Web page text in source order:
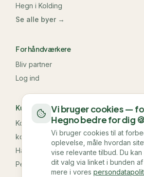
Hegn i Kolding
Se alle byer →
For håndværkere
Bliv partner
Log ind
Kundeservice & information
Kontakt os
kontakt@hegno.dk
Handelsbetingelser
Persondatapolitik
Vi bruger cookies —
Hegno bedre for dig
Vi bruger cookies til at
oplevelse, måle hvordan
vise relevante tilbud. Du
dit valg via linket i bunden
mere i vores